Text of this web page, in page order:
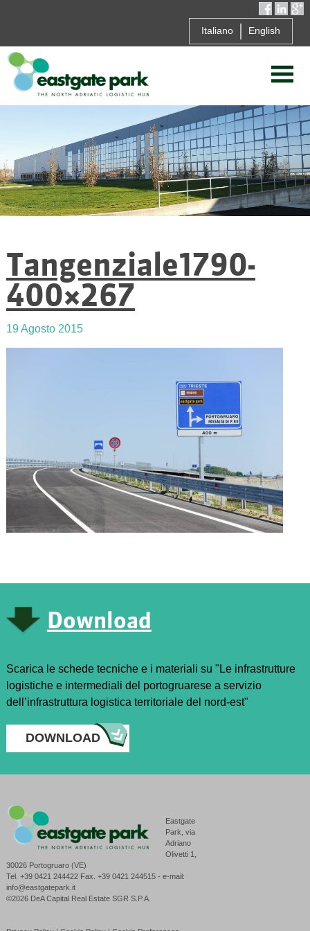
Italiano English
Tangenziale1790-
400×267
19 Agosto 2015
Download
Scarica le schede tecniche e i materiali su "Le infrastrutture
logistiche e intermediali del portogruarese a servizio
dell’infrastruttura logistica territoriale del nord-est"
DOWNLOAD
Eastgate
Park, via
Adriano
Olivetti 1,
30026 Portogruaro (VE)
Tel. +39 0421 244422 Fax. +39 0421 244515 - e-mail:
info@eastgatepark.it
©2026 DeA Capital Real Estate SGR S.P.A.